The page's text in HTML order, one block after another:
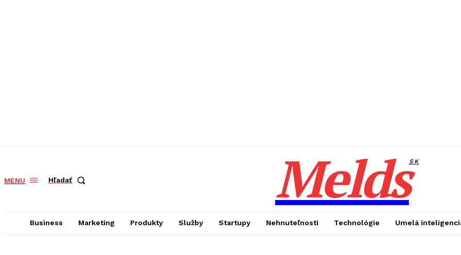
MENU Hľadať MeldsSK
Business Marketing Produkty Služby Startupy Nehnuteľnosti Technológie Umelá